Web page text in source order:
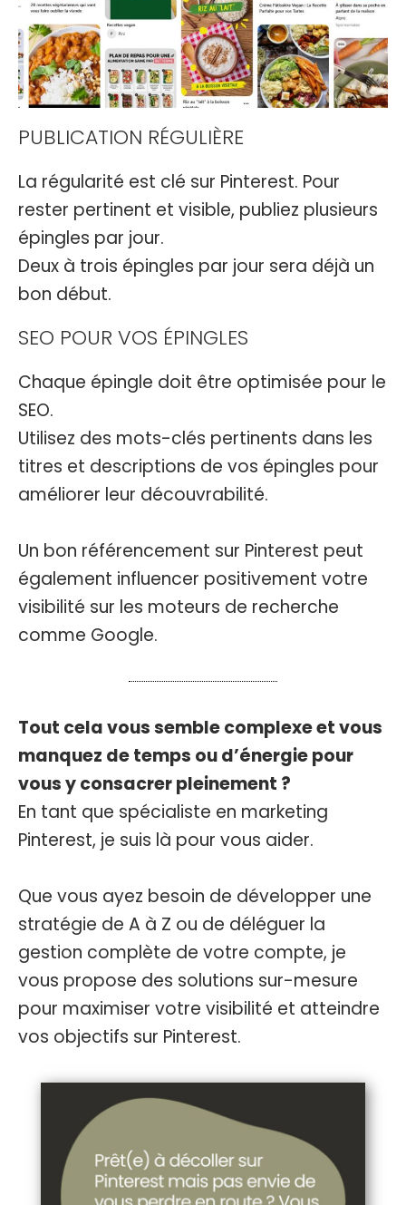
PUBLICATION RÉGULIÈRE
La régularité est clé sur Pinterest. Pour
rester pertinent et visible, publiez plusieurs
épingles par jour.
Deux à trois épingles par jour sera déjà un
bon début.
SEO POUR VOS ÉPINGLES
Chaque épingle doit être optimisée pour le
SEO.
Utilisez des mots-clés pertinents dans les
titres et descriptions de vos épingles pour
améliorer leur découvrabilité.
Un bon référencement sur Pinterest peut
également influencer positivement votre
visibilité sur les moteurs de recherche
comme Google.
Tout cela vous semble complexe et vous
manquez de temps ou d’énergie pour
vous y consacrer pleinement ?
En tant que spécialiste en marketing
Pinterest, je suis là pour vous aider.
Que vous ayez besoin de développer une
stratégie de A à Z ou de déléguer la
gestion complète de votre compte, je
vous propose des solutions sur-mesure
pour maximiser votre visibilité et atteindre
vos objectifs sur Pinterest.